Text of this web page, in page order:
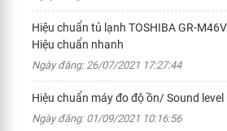
Hiệu chuẩn tủ lạnh TOSHIBA GR-
Hiệu chuẩn nhanh
Ngày đăng: 26/07/2021 17:27:44
Hiệu chuẩn máy đo độ ồn/ Sound
Ngày đăng: 01/09/2021 10:16:56